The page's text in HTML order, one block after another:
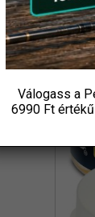
Válogass a
6990 Ft értékű